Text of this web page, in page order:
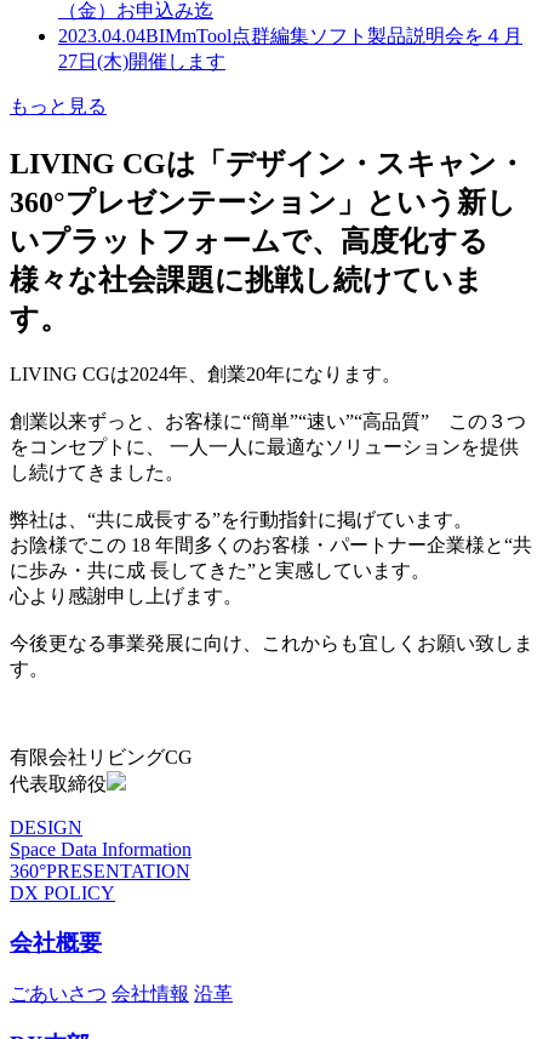
（金）お申込み迄
2023.04.04BIMmTool点群編集ソフト製品説明会を４月
27日(木)開催します
もっと見る
LIVING CGは「デザイン・スキャン・
360°プレゼンテーション」という新し
いプラットフォームで、高度化する
様々な社会課題に挑戦し続けていま
す。
LIVING CGは2024年、創業20年になります。
創業以来ずっと、お客様に“簡単”“速い”“高品質” この３つ
をコンセプトに、 一人一人に最適なソリューションを提供
し続けてきました。
弊社は、“共に成長する”を行動指針に掲げています。
お陰様でこの 18 年間多くのお客様・パートナー企業様と“共
に歩み・共に成 長してきた”と実感しています。
心より感謝申し上げます。
今後更なる事業発展に向け、これからも宜しくお願い致しま
す。
有限会社リビングCG
代表取締役
DESIGN
Space Data Information
360°PRESENTATION
DX POLICY
会社概要
ごあいさつ 会社情報 沿革